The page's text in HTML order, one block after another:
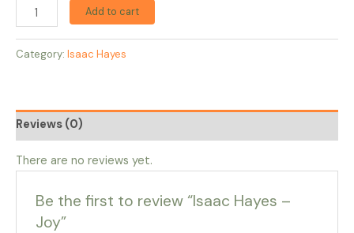
Add to cart
Category: Isaac Hayes
Reviews (0)
There are no reviews yet.
Be the first to review “Isaac Hayes –
Joy”